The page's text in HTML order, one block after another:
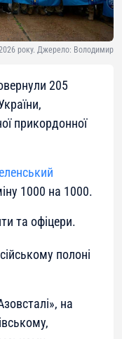
2026 року. Джерело: Володимир
205
прикордонної
1000 на 1000.
та офіцери.
полоні
на